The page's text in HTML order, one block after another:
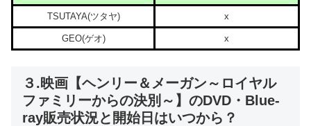
TSUTAYA(ツタヤ) x
GEO(ゲオ) x
３.映画【ヘンリー＆メーガン～ロイヤル
ファミリーからの決別～】のDVD・Blue-
ray販売状況と開始日はいつから？